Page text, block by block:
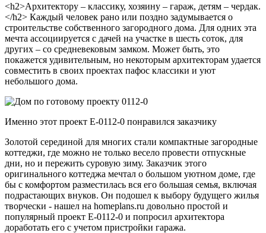
<h2>Архитектору – классику, хозяину – гараж, детям – чердак.
</h2> Каждый человек рано или поздно задумывается о
строительстве собственного загородного дома. Для одних эта
мечта ассоциируется с дачей на участке в шесть соток, для
других – со средневековым замком. Может быть, это
покажется удивительным, но некоторым архитекторам удается
совместить в своих проектах пафос классики и уют
небольшого дома.
Именно этот проект E-0112-0 понравился заказчику
Золотой серединой для многих стали компактные загородные
коттеджи, где можно не только весело провести отпускные
дни, но и пережить суровую зиму. Заказчик этого
оригинального коттеджа мечтал о большом уютном доме, где
бы с комфортом разместилась вся его большая семья, включая
подрастающих внуков. Он подошел к выбору будущего жилья
творчески - нашел на homeplans.ru довольно простой и
популярный проект E-0112-0 и попросил архитектора
доработать его с учетом пристройки гаража.